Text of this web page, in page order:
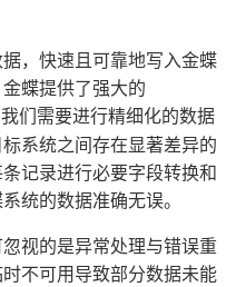
，快速且可靠地写入金蝶
蝶提供了强大的
们需要进行精细化的数据
系统之间存在显著差异的
记录进行必要字段转换和
统的数据准确无误。
视的是异常处理与错误重
不可用导致部分数据未能